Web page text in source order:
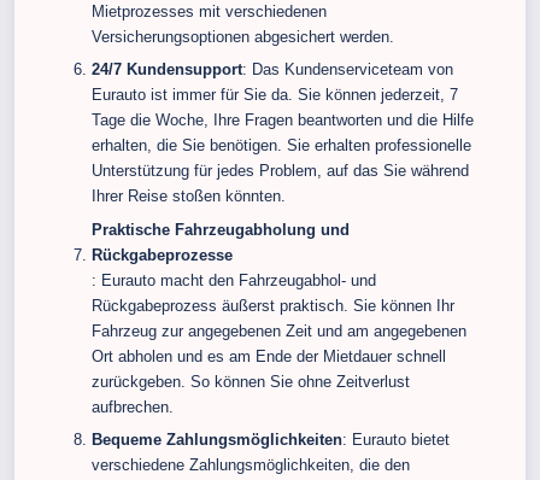
Mietprozesses mit verschiedenen
Versicherungsoptionen abgesichert werden.
24/7 Kundensupport: Das Kundenserviceteam von
Eurauto ist immer für Sie da. Sie können jederzeit, 7
Tage die Woche, Ihre Fragen beantworten und die Hilfe
erhalten, die Sie benötigen. Sie erhalten professionelle
Unterstützung für jedes Problem, auf das Sie während
Ihrer Reise stoßen könnten.
Praktische Fahrzeugabholung und
Rückgabeprozesse
: Eurauto macht den Fahrzeugabhol- und
Rückgabeprozess äußerst praktisch. Sie können Ihr
Fahrzeug zur angegebenen Zeit und am angegebenen
Ort abholen und es am Ende der Mietdauer schnell
zurückgeben. So können Sie ohne Zeitverlust
aufbrechen.
Bequeme Zahlungsmöglichkeiten: Eurauto bietet
verschiedene Zahlungsmöglichkeiten, die den